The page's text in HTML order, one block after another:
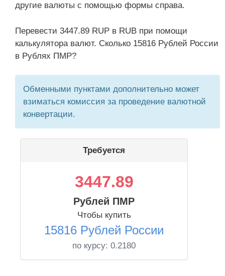
другие валюты с помощью формы справа.
Перевести 3447.89 RUP в RUB при помощи
калькулятора валют. Сколько 15816 Рублей России
в Рублях ПМР?
Обменными пунктами дополнительно может
взиматься комиссия за проведение валютной
конвертации.
Требуется
3447.89
Рублей ПМР
Чтобы купить
15816 Рублей России
по курсу: 0.2180